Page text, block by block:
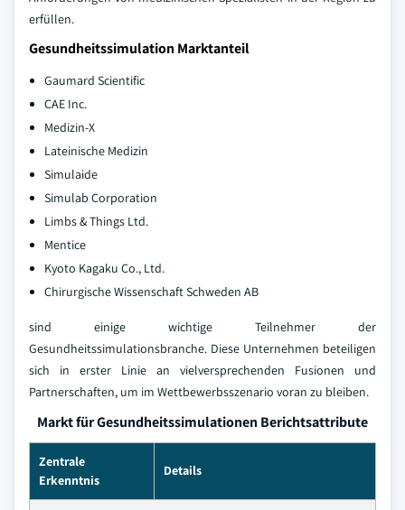
erfüllen.
Gesundheitssimulation Marktanteil
Gaumard Scientific
CAE Inc.
Medizin-X
Lateinische Medizin
Simulaide
Simulab Corporation
Limbs & Things Ltd.
Mentice
Kyoto Kagaku Co., Ltd.
Chirurgische Wissenschaft Schweden AB
sind einige wichtige Teilnehmer der
Gesundheitssimulationsbranche. Diese Unternehmen beteiligen
sich in erster Linie an vielversprechenden Fusionen und
Partnerschaften, um im Wettbewerbsszenario voran zu bleiben.
Markt für Gesundheitssimulationen Berichtsattribute
Zentrale
Erkenntnis
Details